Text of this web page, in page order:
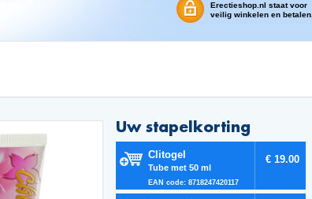
Erectieshop.nl staat voor
veilig winkelen en betalen.
Uw stapelkorting
Clitogel
Tube met 50 ml
EAN code: 8718247420117
€ 19.00